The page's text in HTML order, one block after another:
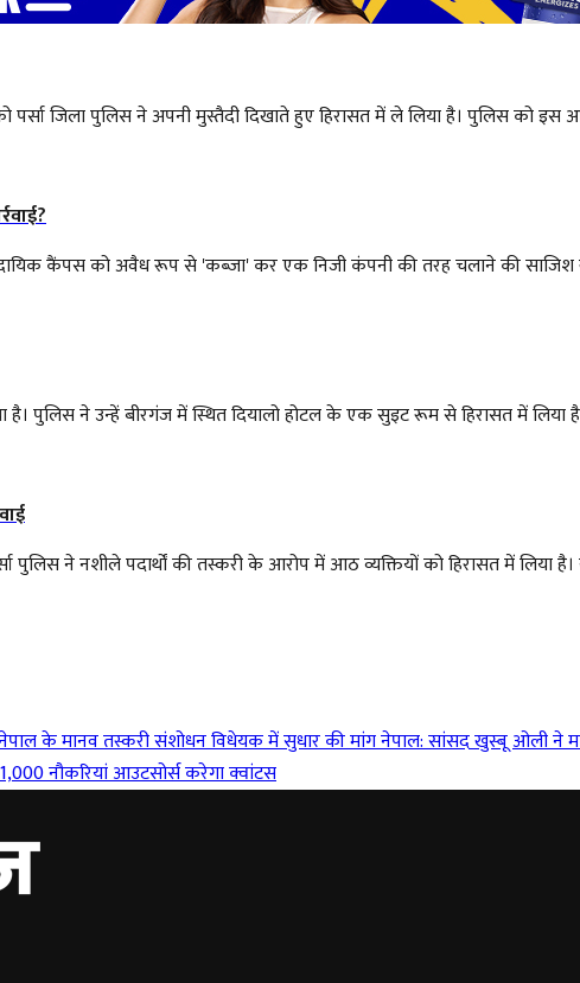
जिला पुलिस ने अपनी मुस्तैदी दिखाते हुए हिरासत में ले लिया है। पुलिस को
कैंपस को अवैध रूप से 'कब्जा' कर एक निजी कंपनी की तरह चलाने की
है। पुलिस ने उन्हें बीरगंज में स्थित दियालो होटल के एक सुइट रूम से हिरासत में लिया
पुलिस ने नशीले पदार्थों की तस्करी के आरोप में आठ व्यक्तियों को हिरासत में लिया है।
के मानव तस्करी संशोधन विधेयक में सुधार की मांगनेपाल: सांसद खुस्बू ओली ने
नौकरियां आउटसोर्स करेगा क्वांटस